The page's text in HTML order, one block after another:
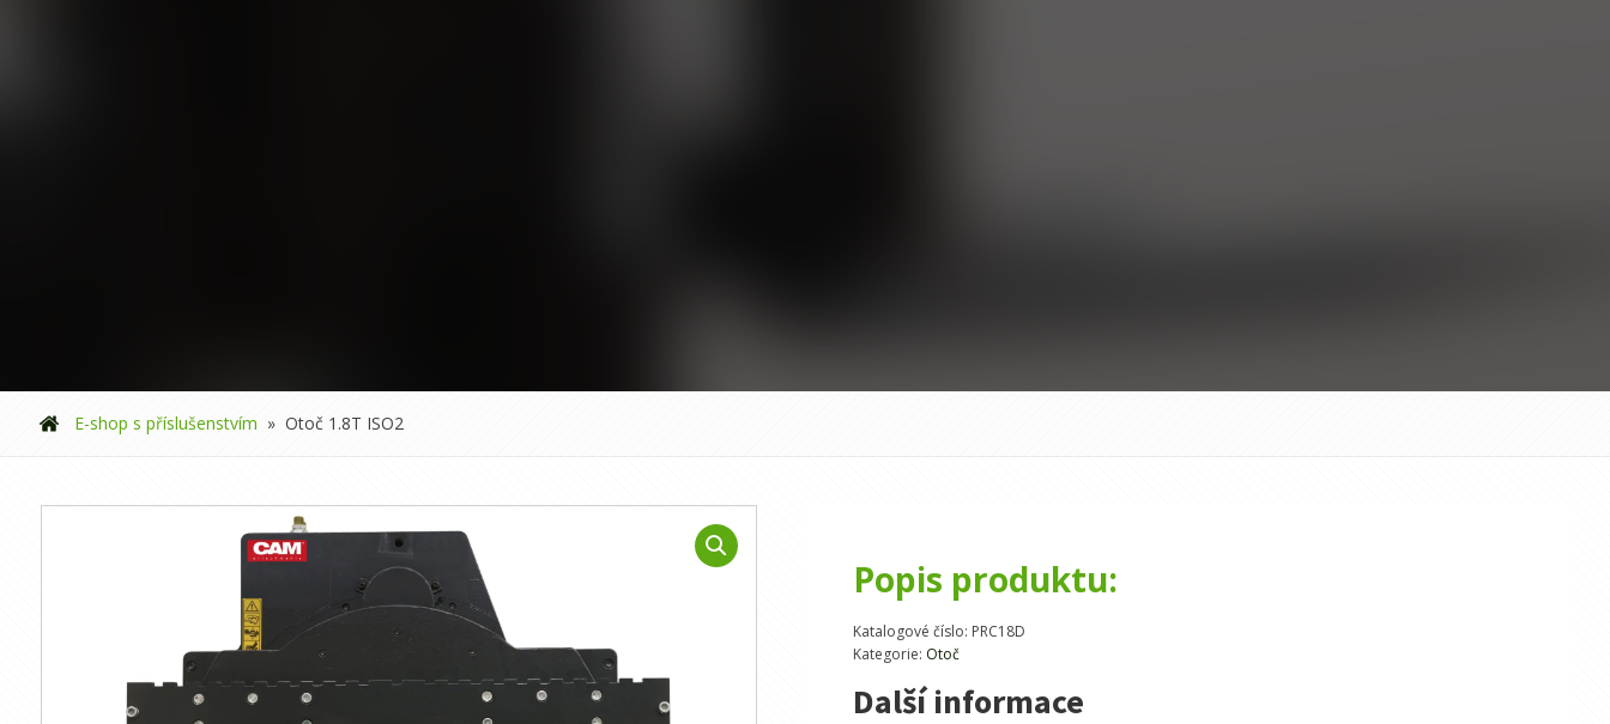
E-shop s příslušenstvím » Otoč 1.8T ISO2
Popis produktu:
Katalogové číslo: PRC18D
Kategorie: Otoč
Další informace